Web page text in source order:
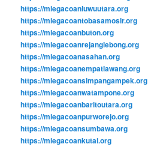
https://miegacoanluwuutara.org
https://miegacoantobasamosir.org
https://miegacoanbuton.org
https://miegacoanrejanglebong.org
https://miegacoanasahan.org
https://miegacoanempatlawang.org
https://miegacoansimpangampek.org
https://miegacoanwatampone.org
https://miegacoanbaritoutara.org
https://miegacoanpurworejo.org
https://miegacoansumbawa.org
https://miegacoankutai.org